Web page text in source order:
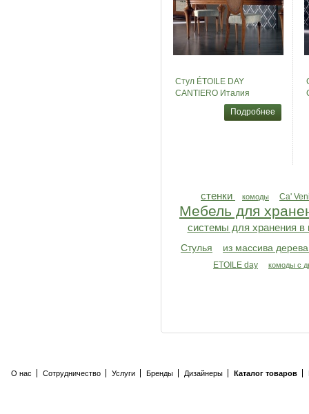
Стул ÉTOILE DAY
CANTIERO Италия
Подробнее
стенки комоды Ca'
Мебель для
системы для хранения в
Cтулья из массива
ETOILE day комоды с
О нас Сотрудничество Услуги Бренды Дизайнеры Каталог товаров